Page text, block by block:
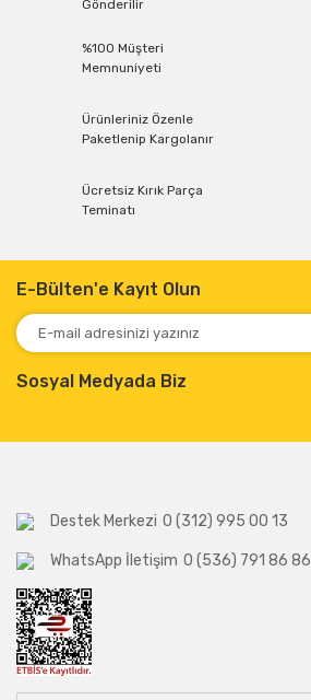
Gönderilir
%100 Müşteri
Memnuniyeti
Ürünleriniz Özenle
Paketlenip Kargolanır
Ücretsiz Kırık Parça
Teminatı
E-Bülten'e Kayıt Olun
Sosyal Medyada Biz
Destek Merkezi 0 (312) 995 00 13
WhatsApp İletişim 0 (536) 791 86 86